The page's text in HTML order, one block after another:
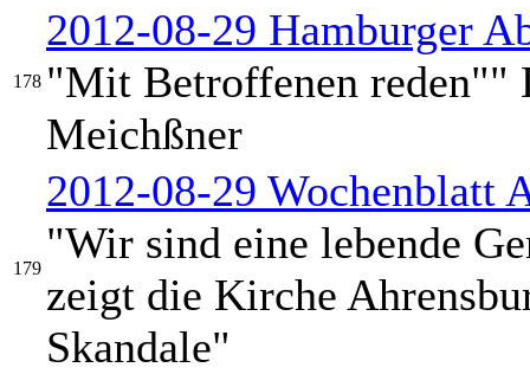
178
2012-08-29 Hamburger
"Mit Betroffenen reden""
Meichßner
179
2012-08-29 Wochenblatt
"Wir sind eine lebende
zeigt die Kirche
Skandale"